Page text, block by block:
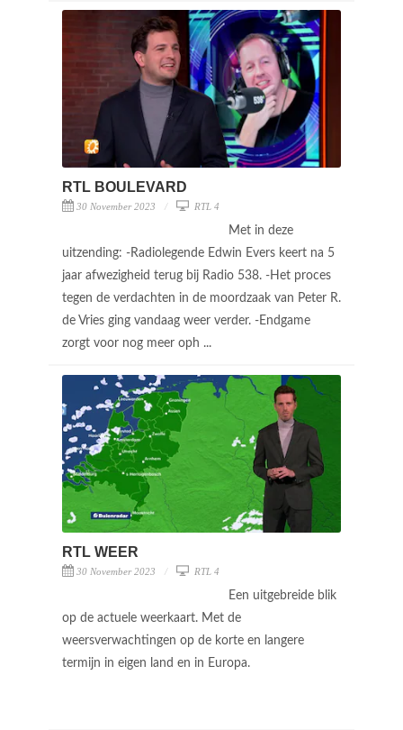
RTL BOULEVARD
30 November 2023 RTL 4
Met in deze
uitzending: -Radiolegende Edwin Evers keert na 5
jaar afwezigheid terug bij Radio 538. -Het proces
tegen de verdachten in de moordzaak van Peter R.
de Vries ging vandaag weer verder. -Endgame
zorgt voor nog meer oph ...
RTL WEER
30 November 2023 RTL 4
Een uitgebreide blik
op de actuele weerkaart. Met de
weersverwachtingen op de korte en langere
termijn in eigen land en in Europa.